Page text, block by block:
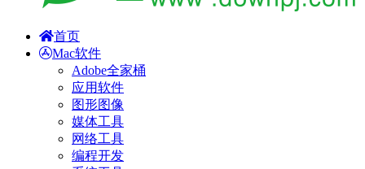
首页
Mac软件
Adobe全家桶
应用软件
图形图像
媒体工具
网络工具
编程开发